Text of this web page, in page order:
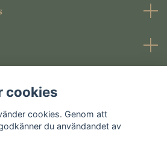
cookies
cookies. Genom att
du användandet av